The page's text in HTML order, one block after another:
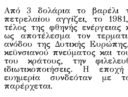
Από 3 δολάρια το βαρέλι
πετρελαίου αγγίζει, το
τέλος της φθηνής
ως αποτέλεσμα τον
ανόδου της Δυτικής
κεϋνσιανού πνεύματος και
του κράτους, την
ιδιωτικοποιήσεις. Η
ευημερία συνδεόταν με
παρέρχεται.